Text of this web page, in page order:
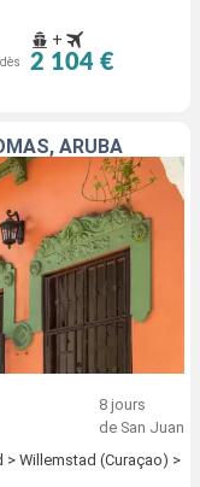
+
dès 2 104 €
ARUBA
8 jours
de San Juan
> Willemstad (Curaçao) >